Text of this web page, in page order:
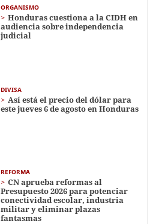
ORGANISMO
Honduras cuestiona a la CIDH en
audiencia sobre independencia
judicial
DIVISA
Así está el precio del dólar para
este jueves 6 de agosto en Honduras
REFORMA
CN aprueba reformas al
Presupuesto 2026 para potenciar
conectividad escolar, industria
militar y eliminar plazas
fantasmas